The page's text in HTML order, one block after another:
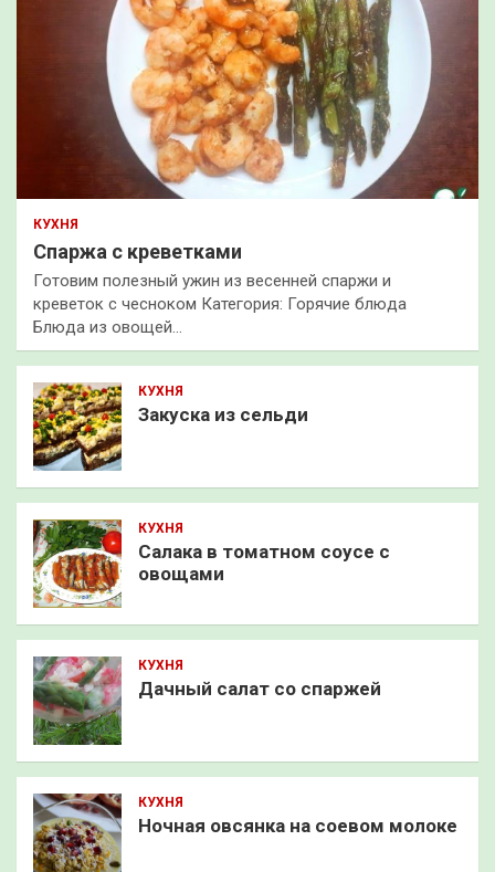
КУХНЯ
Спаржа с креветками
Готовим полезный ужин из весенней спаржи и
креветок с чесноком Категория: Горячие блюда
Блюда из овощей…
КУХНЯ
Закуска из сельди
КУХНЯ
Салака в томатном соусе с
овощами
КУХНЯ
Дачный салат со спаржей
КУХНЯ
Ночная овсянка на соевом молоке